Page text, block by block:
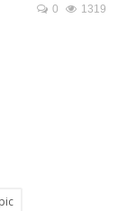
0 1319